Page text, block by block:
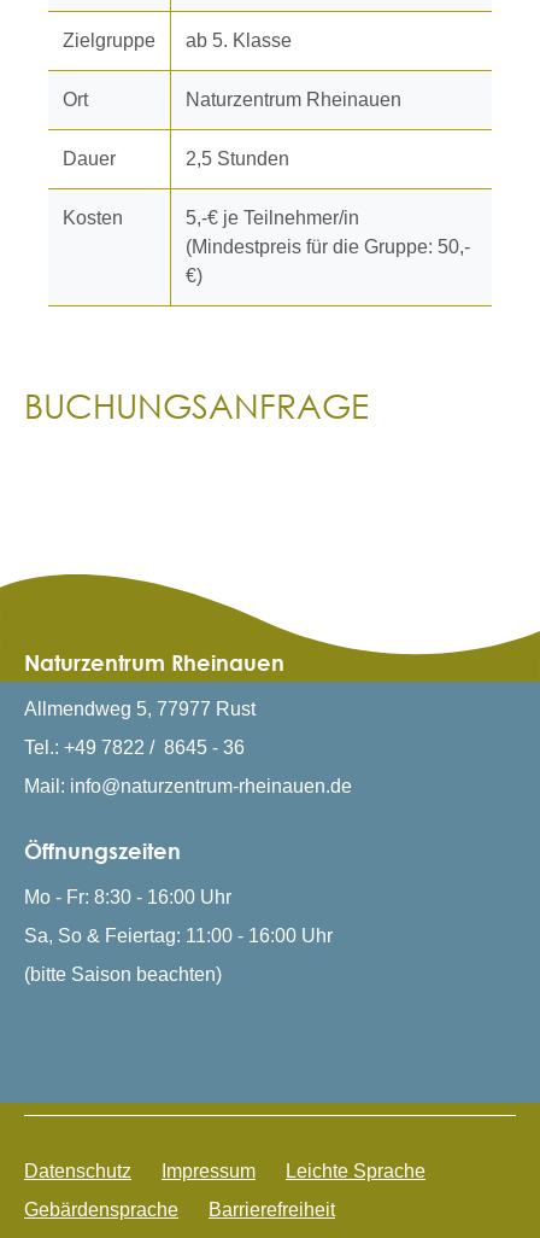
Zielgruppe ab 5. Klasse
Ort Naturzentrum Rheinauen
Dauer 2,5 Stunden
Kosten
5,-€ je Teilnehmer/in
(Mindestpreis für die Gruppe: 50,-
€)
BUCHUNGSANFRAGE
Naturzentrum Rheinauen
Allmendweg 5, 77977 Rust
Tel.: +49 7822 / 8645 - 36
Mail: info@naturzentrum-rheinauen.de
Öffnungszeiten
Mo - Fr: 8:30 - 16:00 Uhr
Sa, So & Feiertag: 11:00 - 16:00 Uhr
(bitte Saison beachten)
Datenschutz Impressum
Leichte Sprache
Gebärdensprache
Barrierefreiheit